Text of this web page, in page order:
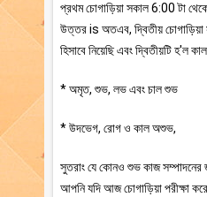
প্রথম চোগাড়িয়া সকাল 6:00 টা
উত্তর is অতএব, দ্বিতীয় চোগাড়িয়া
হিসাবে নিয়েছি এবং দ্বিতীয়টি হ'ল
* অমৃত, শুভ, লভ এবং চাল শুভ
* উদভেগ, রোগ ও কাল অশুভ,
সুতরাং যে কোনও শুভ কাজ সম্পাদনের
আপনি যদি আজ চোগাড়িয়া পরীক্ষা